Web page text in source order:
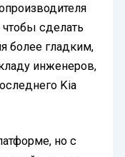
сделать
более гладким,
инженеров,
Kia
но с